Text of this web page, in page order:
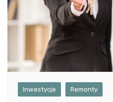
Inwestycje Remonty